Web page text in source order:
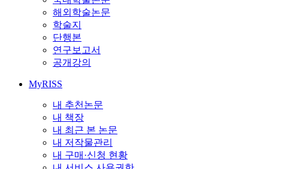
해외학술논문
학술지
단행본
연구보고서
공개강의
MyRISS
내 추천논문
내 책장
내 최근 본 논문
내 저작물관리
내 구매·신청 현황